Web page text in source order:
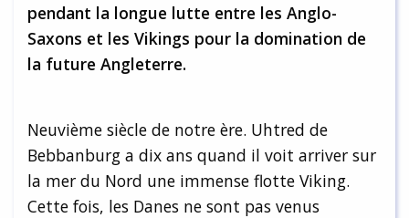
pendant la longue lutte entre les Anglo-
Saxons et les Vikings pour la domination de
la future Angleterre.
Neuvième siècle de notre ère. Uhtred de
Bebbanburg a dix ans quand il voit arriver sur
la mer du Nord une immense flotte Viking.
Cette fois, les Danes ne sont pas venus